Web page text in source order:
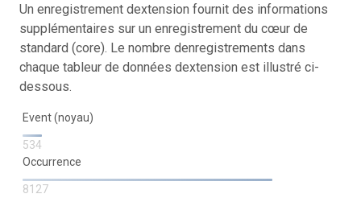
Un enregistrement dextension fournit des informations
supplémentaires sur un enregistrement du cœur de
standard (core). Le nombre denregistrements dans
chaque tableur de données dextension est illustré ci-
dessous.
Event (noyau)
534
Occurrence
8127